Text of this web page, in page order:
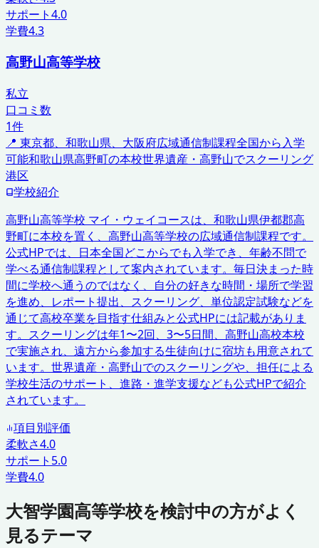
サポート4.0
学費4.3
高野山高等学校
私立
口コミ数
1件
📍 東京都、和歌山県、大阪府広域通信制課程全国から入学
可能和歌山県高野町の本校世界遺産・高野山でスクーリング
港区
学校紹介
高野山高等学校 マイ・ウェイコースは、和歌山県伊都郡高
野町に本校を置く、高野山高等学校の広域通信制課程です。
公式HPでは、日本全国どこからでも入学でき、年齢不問で
学べる通信制課程として案内されています。毎日決まった時
間に学校へ通うのではなく、自分の好きな時間・場所で学習
を進め、レポート提出、スクーリング、単位認定試験などを
通じて高校卒業を目指す仕組みと公式HPには記載がありま
す。スクーリングは年1〜2回、3〜5日間、高野山高校本校
で実施され、遠方から参加する生徒向けに宿坊も用意されて
います。世界遺産・高野山でのスクーリングや、担任による
学校生活のサポート、進路・進学支援なども公式HPで紹介
されています。
項目別評価
柔軟さ4.0
サポート 5.0
学費4.0
大智学園高等学校を検討中の方がよく
見るテーマ